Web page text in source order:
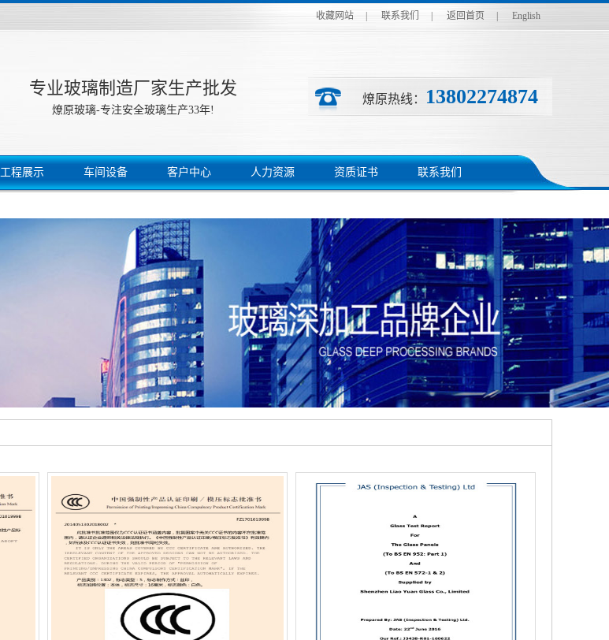
收藏网站 联系我们 返回首页 English
专业玻璃制造厂家生产批发
燎原玻璃-专注安全玻璃生产33年!
燎原热线： 13802274874
工程展示 车间设备 客户中心 人力资源 资质证书 联系我们